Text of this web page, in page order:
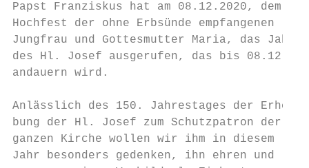
Papst Franziskus hat am 08.12.2020, dem
Hochfest der ohne Erbsünde
Jungfrau und Gottesmutter Maria, das
des Hl. Josef ausgerufen, das bis
andauern wird.
Anlässlich des 150. Jahrestages der
bung der Hl. Josef zum Schutzpatron der
ganzen Kirche wollen wir ihm in
Jahr besonders gedenken, ihn ehren und